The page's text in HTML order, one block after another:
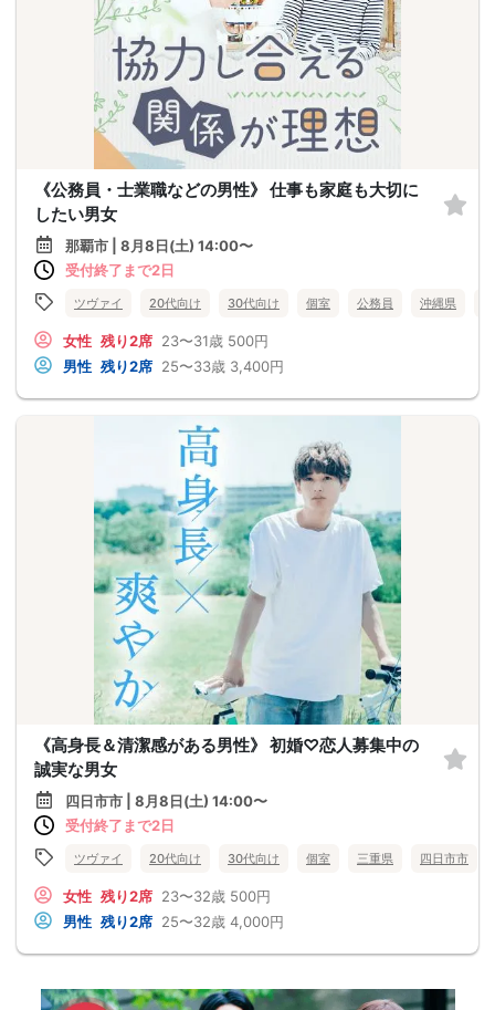
《公務員・士業職などの男性》 仕事も家庭も大切に
したい男女
那覇市 | 8月8日(土) 14:00〜
受付終了まで2日
ツヴァイ 20代向け 30代向け 個室 公務員 沖縄県
女性 残り2席 23〜31歳 500円
男性 残り2席 25〜33歳 3,400円
《高身長＆清潔感がある男性》 初婚♡恋人募集中の
誠実な男女
四日市市 | 8月8日(土) 14:00〜
受付終了まで2日
ツヴァイ 20代向け 30代向け 個室 三重県 四日市市
女性 残り2席 23〜32歳 500円
男性 残り2席 25〜32歳 4,000円